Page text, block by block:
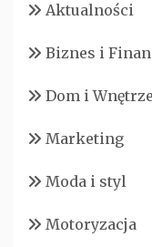
Aktualności
Biznes i
Dom i Wnętrze
Marketing
Moda i styl
Motoryzacja